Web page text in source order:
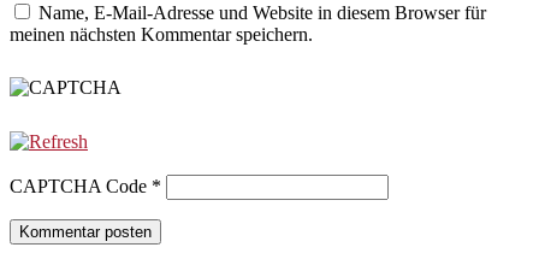
Name, E-Mail-Adresse und Website in diesem Browser für
meinen nächsten Kommentar speichern.
CAPTCHA Code *